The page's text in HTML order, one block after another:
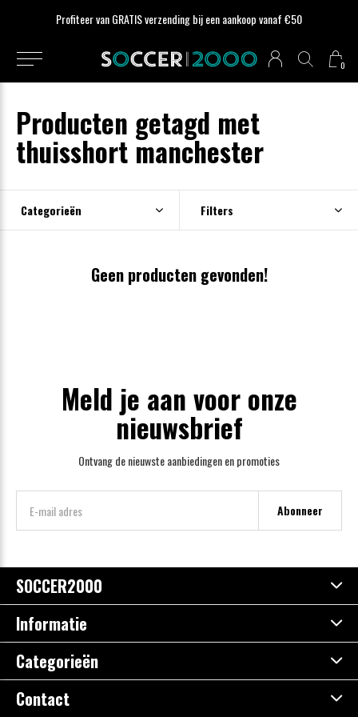
0
Profiteer van GRATIS verzending bij een aankoop vanaf €50
Producten getagd met
thuisshort manchester
Categorieën Filters
Geen producten gevonden!
Meld je aan voor onze
nieuwsbrief
Ontvang de nieuwste aanbiedingen en promoties
Abonneer
SOCCER2000
Informatie
Categorieën
Contact